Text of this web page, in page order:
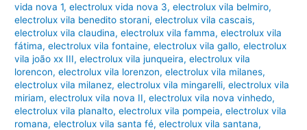
vida nova 1,electrolux vida nova 3,electrolux vila belmiro,
electrolux vila benedito storani,electrolux vila cascais,
electrolux vila claudina,electrolux vila famma,electrolux vila
fátima,electrolux vila fontaine,electrolux vila gallo,electrolux
vila joão xx III,electrolux vila junqueira,electrolux vila
lorencon,electrolux vila lorenzon,electrolux vila milanes,
electrolux vila milanez,electrolux vila mingarelli,electrolux vila
miriam,electrolux vila nova II,electrolux vila nova vinhedo,
electrolux vila planalto,electrolux vila pompeia,electrolux vila
romana,electrolux vila santa fé,electrolux vila santana,